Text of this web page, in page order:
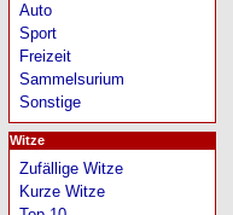
Auto
Sport
Freizeit
Sammelsurium
Sonstige
Witze
Zufällige Witze
Kurze Witze